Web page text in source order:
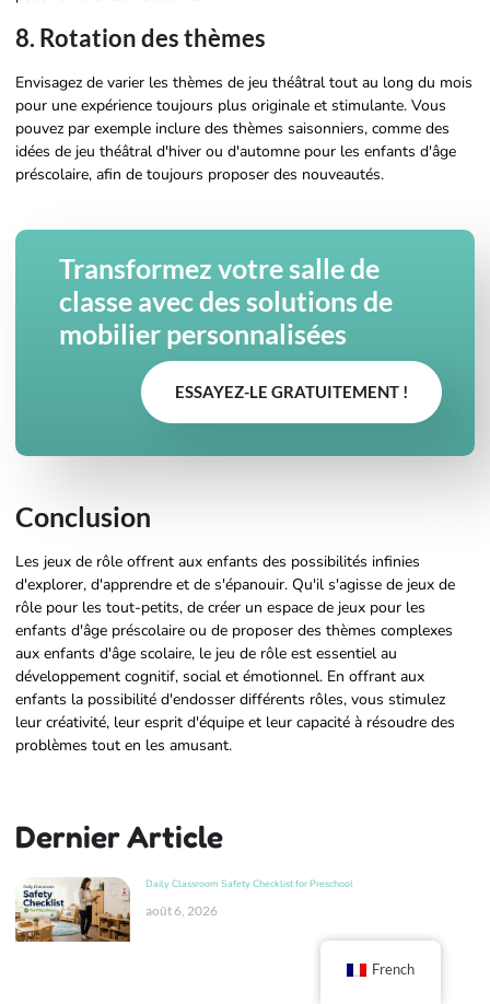
8. Rotation des thèmes
Envisagez de varier les thèmes de jeu théâtral tout au long du mois
pour une expérience toujours plus originale et stimulante. Vous
pouvez par exemple inclure des thèmes saisonniers, comme des
idées de jeu théâtral d'hiver ou d'automne pour les enfants d'âge
préscolaire, afin de toujours proposer des nouveautés.
Transformez votre salle de
classe avec des solutions de
mobilier personnalisées
ESSAYEZ-LE GRATUITEMENT !
Conclusion
Les jeux de rôle offrent aux enfants des possibilités infinies
d'explorer, d'apprendre et de s'épanouir. Qu'il s'agisse de jeux de
rôle pour les tout-petits, de créer un espace de jeux pour les
enfants d'âge préscolaire ou de proposer des thèmes complexes
aux enfants d'âge scolaire, le jeu de rôle est essentiel au
développement cognitif, social et émotionnel. En offrant aux
enfants la possibilité d'endosser différents rôles, vous stimulez
leur créativité, leur esprit d'équipe et leur capacité à résoudre des
problèmes tout en les amusant.
Dernier Article
Daily Classroom Safety Checklist for Preschool
août 6, 2026
French